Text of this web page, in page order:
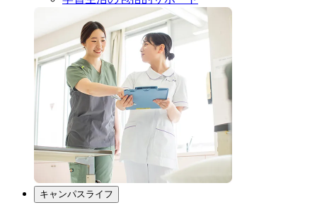
キャンパスライフ